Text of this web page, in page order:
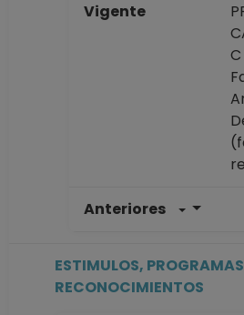
Vigente
Anteriores
ESTIMULOS,
RECONOCIMIENTOS